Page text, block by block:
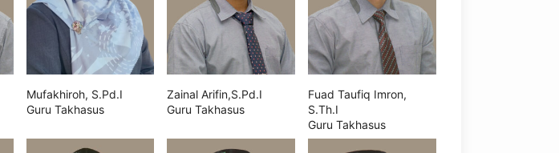
Mufakhiroh, S.Pd.I
Guru Takhasus
Zainal Arifin,S.Pd.I
Guru Takhasus
Fuad Taufiq Imron,
S.Th.I
Guru Takhasus